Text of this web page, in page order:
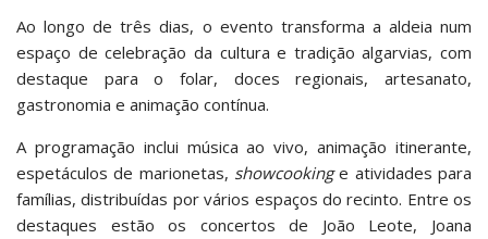
Ao longo de três dias, o evento transforma a aldeia num
espaço de celebração da cultura e tradição algarvias, com
destaque para o folar, doces regionais, artesanato,
gastronomia e animação contínua.
A programação inclui música ao vivo, animação itinerante,
espetáculos de marionetas, showcookinge atividades para
famílias, distribuídas por vários espaços do recinto. Entre os
destaques estão os concertos de João Leote, Joana